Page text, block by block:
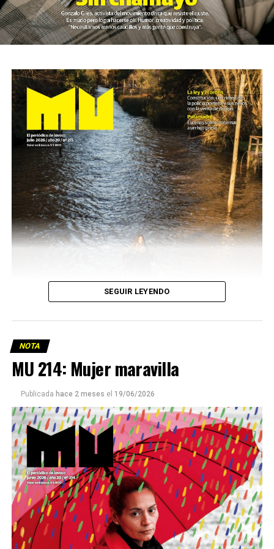
Este número 215 de MU ☝️viene con doble tapa, que
podría ser una frase:
Sin chamuyo, a remarla.
Descargar la Mu en PDF
SEGUIR LEYENDO
NOTA
MU 214: Mujer maravilla
Publicada hace 2 meses el 19/06/2026